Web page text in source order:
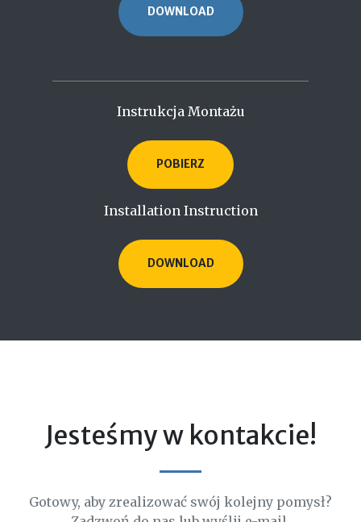
DOWNLOAD
Instrukcja Montażu
POBIERZ
Installation Instruction
DOWNLOAD
Jesteśmy w kontakcie!
Gotowy, aby zrealizować swój kolejny pomysł?